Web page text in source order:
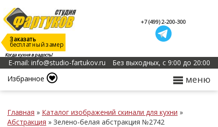
Когда кухня в радость!
Заказать
бесплатный замер
+7 (499) 2-200-300
E-mail: info@studio-fartukov.ru
Без выходных, с 9:00 до 20:00
Избранное
меню
Главная » Каталог изображений скинали для кухни »
Абстракция » Зелено-белая абстракция №2742